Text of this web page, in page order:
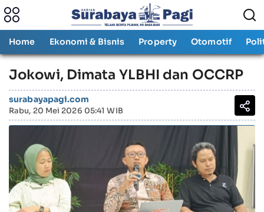
Home Ekonomi & Bisnis Property Otomotif
Jokowi, Dimata YLBHI dan OCCRP
surabayapagi.com
Rabu, 20 Mei 2026 05:41 WIB